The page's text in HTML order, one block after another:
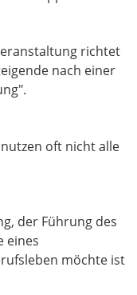
richtet
nach einer
oft nicht alle
der Führung des
eines
möchte ist